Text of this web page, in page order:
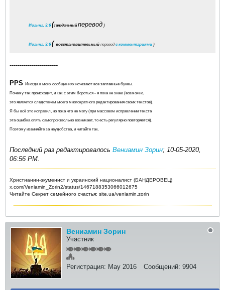
Иоанна, 3:6 (синодальныйперевод )
Иоанна, 3:6 ( восстановительный переводс комментариями )
------------------------
PPS
Иногда в моих сообщениях исчезают все заглавные буквы.
Почему так происходит, и как с этим бороться - я пока не знаю (возможно,
это является следствием моего многократного редактирования своих текстов).
Я бы всё это исправил, но пока что не могу (при массовом исправлении текста
эта ошибка опять самопроизвольно возникает, то есть регулярно повторяется).
Поэтому извиняйте за неудобства, и читайте так.
Последний раз редактировалось Вениамин Зорин; 10-05-2020,
06:56 PM.
Христианин-экуменист и украинский националист (БАНДЕРОВЕЦ)
x.com/Veniamin_Zorin2/status/1467188353066012675
Читайте Секрет семейного счастья: site.ua/veniamin.zorin
Вениамин Зорин
Участник
Регистрация: May 2016 Сообщений: 9904